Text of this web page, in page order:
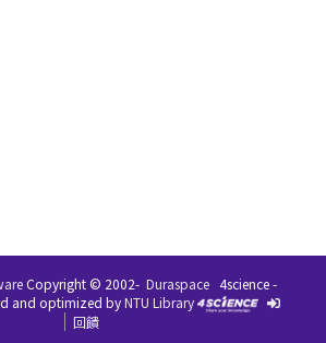
Copyright © 2002- Duraspace 4science -
and optimized byNTU Library
回饋